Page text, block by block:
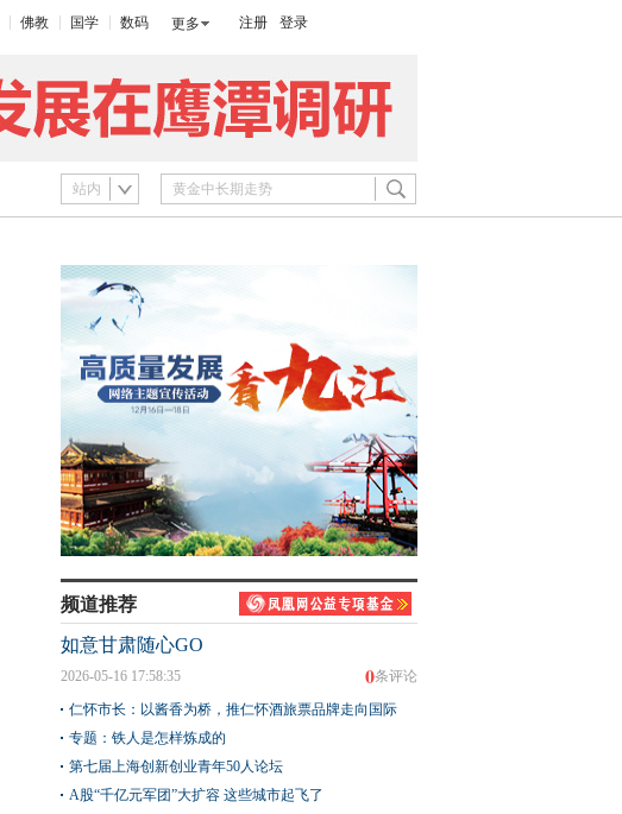
佛教 国学 数码 更多 注册 登录
站内
频道推荐
如意甘肃随心GO
0条评论
2026-05-16 17:58:35
仁怀市长：以酱香为桥，推仁怀酒旅票品牌走向国际
专题：铁人是怎样炼成的
第七届上海创新创业青年50人论坛
A股“千亿元军团”大扩容 这些城市起飞了